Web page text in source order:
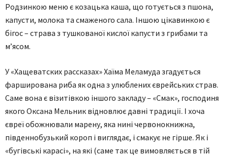
Родзинкою меню є козацька каша, що готується з пшона,
капусти, молока та смаженого сала. Іншою цікавинкою є
бігос – страва з тушкованої кислої капусти з грибами та
м’ясом.
У «Хащеватских рассказах» Хаїма Меламуда згадується
фарширована риба як одна з улюблених єврейських страв.
Саме вона є візитівкою іншого закладу – «Смак», господиня
якого Оксана Мельник відновлює давні традиції. І хоча
євреї обожнювали марену, яка нині червонокнижна,
південнобузький короп і виглядає, і смакує не гірше. Як і
«бугівські карасі», на які (саме так це вимовляється в тій